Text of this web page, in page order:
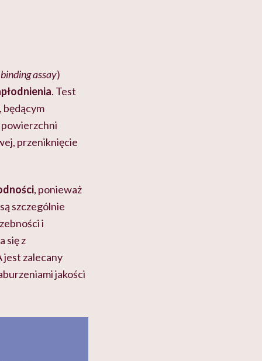
assay)
. Test
będącym
powierzchni
przeniknięcie
, ponieważ
szczególnie
i
się z
jest zalecany
jakości